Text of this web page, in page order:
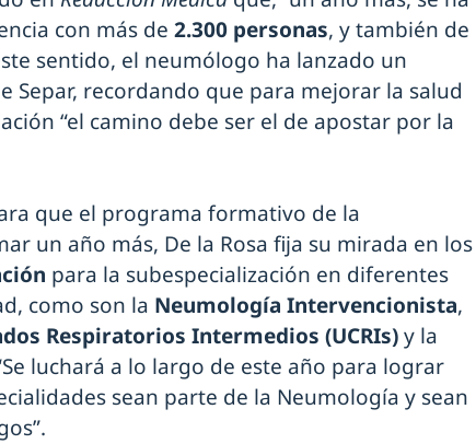
con más de 2.300 personas, y también de
sentido, el neumólogo ha lanzado un
Separ, recordando que para mejorar la salud
“el camino debe ser el de apostar por la
que el programa formativo de la
un año más, De la Rosa fija su mirada en los
para la subespecialización en diferentes
como son la Neumología Intervencionista,
Respiratorios Intermedios (UCRIs)y la
luchará a lo largo de este año para lograr
sean parte de la Neumología y sean